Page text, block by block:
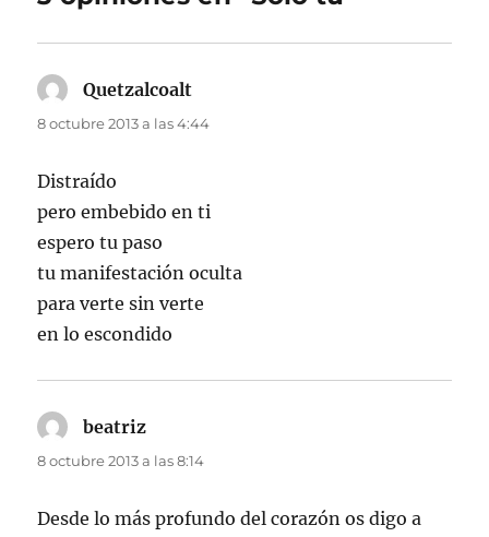
Quetzalcoalt
8 octubre 2013 a las 4:44
Distraído
pero embebido en ti
espero tu paso
tu manifestación oculta
para verte sin verte
en lo escondido
beatriz
8 octubre 2013 a las 8:14
Desde lo más profundo del corazón os digo a